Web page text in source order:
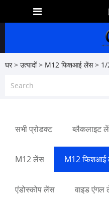
घर > उत्पादों> M12 फिशआई लेंस> 1/
सभी प्रोडक्ट ब्लैकलाइट
M12 लेंस M12
एंडोस्कोप लेंस वाइड एंगल